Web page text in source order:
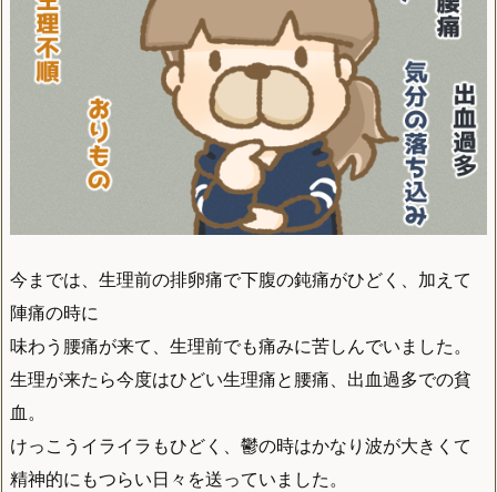
今までは、生理前の排卵痛で下腹の鈍痛がひどく、加えて
陣痛の時に
味わう腰痛が来て、生理前でも痛みに苦しんでいました。
生理が来たら今度はひどい生理痛と腰痛、出血過多での貧
血。
けっこうイライラもひどく、鬱の時はかなり波が大きくて
精神的にもつらい日々を送っていました。